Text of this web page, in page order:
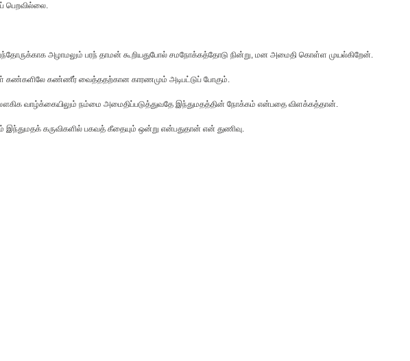
பெறவில்லை.
அழாமலும் பரந் தாமன் கூறியதுபோல் சமநோக்கத்தோடு நின்று, மன அமைதி கொள்ள முயல்கிறேன்.
கண்களிலே கண்ணீர் வைத்ததற்கான காரணமும் அடிபட்டுப் போகும்.
வாழ்க்கையிலும் நம்மை அமைதிப்படுத்துவதே இந்துமதத்தின் நோக்கம் என்பதை விளக்கத்தான்.
கருவிகளில் பகவத் கீதையும் ஒன்று என்பதுதான் என் துணிவு.